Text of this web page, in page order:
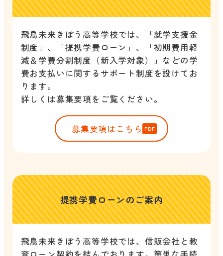
飛鳥未来きぼう高等学校では、「就学支援金
制度」、「提携学費ローン」、「初期費用軽
減＆学費分割制度（新入学対象）」などの学
費お支払いに関するサポート制度を設けてお
ります。
詳しくは募集要項をご覧ください。
募集要項はこちら
提携学費ローンのご案内
飛鳥未来きぼう高等学校では、信販会社と教